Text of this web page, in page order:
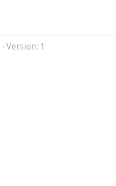
Version: 1